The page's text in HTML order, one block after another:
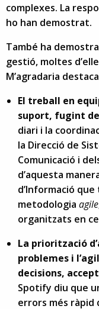
complexes. La
ho han demostrat.
També ha
gestió, moltes
M’agradaria
El treball en
suport, fugint
diari i la
la Direcció de
Comunicació i
d’aquesta
d’Informació
metodologia agile
organitzats en
La priorització
problemes i
decisions,
Spotify diu que
errors més ràpid